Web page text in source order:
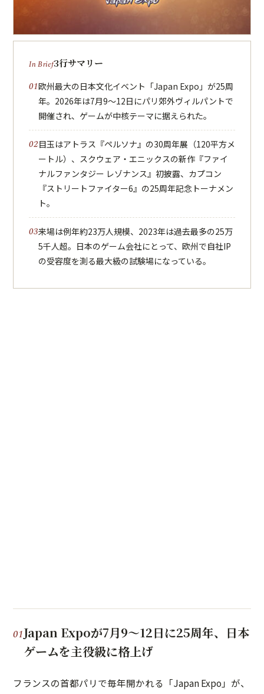
3行サマリー
欧州最大の日本文化イベント「Japan Expo」が25周
年。2026年は7月9〜12日にパリ郊外ヴィルパントで
開催され、ゲームが中核テーマに据えられた。
目玉はアトラス『ペルソナ』の30周年展（120平方メ
ートル）、スクウェア・エニックスの新作『ファイ
ナルファンタジー レゾナンス』初披露、カプコン
『ストリートファイター6』の25周年記念トーナメン
ト。
来場は例年約23万人規模、2023年は過去最多の25万
5千人超。日本のゲーム会社にとって、欧州で自社IP
の受容度を測る最大級の試験場になっている。
Japan Expoが7月9〜12日に25周年、日本
ゲームを主役級に格上げ
フランスの首都パリで毎年開かれる「Japan Expo」が、